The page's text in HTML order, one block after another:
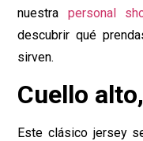
nuestra personal
descubrir qué
sirven.
Cuello
Este clásico jersey